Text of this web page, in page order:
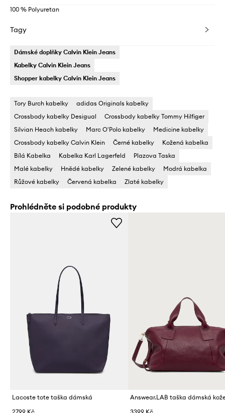
100 % Polyuretan
Tagy
Dámské doplňky Calvin Klein Jeans
Kabelky Calvin Klein Jeans
Shopper kabelky Calvin Klein Jeans
Tory Burch kabelky
adidas Originals kabelky
Crossbody kabelky Desigual
Crossbody kabelky Tommy Hilfiger
Silvian Heach kabelky
Marc O'Polo kabelky
Medicine kabelky
Crossbody kabelky Calvin Klein
Černé kabelky
Kožená kabelka
Bílá Kabelka
Kabelka Karl Lagerfeld
Plazova Taska
Malé kabelky
Hnědé kabelky Zelené kabelky
Modrá kabelka
Růžové kabelky
Červená kabelka Zlaté kabelky
Prohlédněte si podobné produkty
Lacoste tote taška dámská
Answear.LAB taška dámská